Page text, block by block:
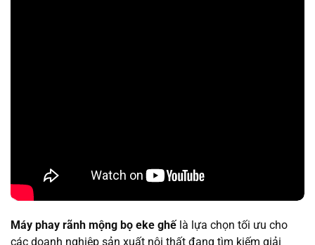
Máy phay rãnh mộng bọ eke ghế là lựa chọn tối ưu cho
các doanh nghiệp sản xuất nội thất đang tìm kiếm giải